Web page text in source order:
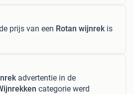
prijs van een Rotan wijnrekis
advertentie in de
categorie werd